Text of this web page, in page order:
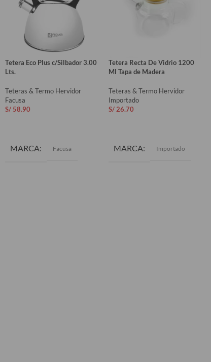
Tetera Eco Plus c/Silbador 3.00
Lts.
Teteras & Termo Hervidor
Facusa
S/ 58.90
MARCA Facusa
Tetera Recta De Vidrio 1200
Ml Tapa de Madera
Teteras & Termo Hervidor
Importado
S/26.70
MARCA Importado